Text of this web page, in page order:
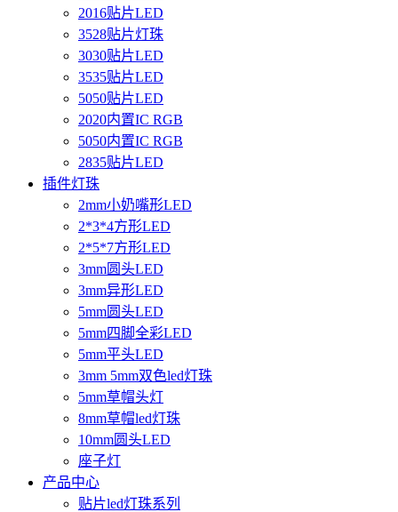
2016贴片LED
3528贴片灯珠
3030贴片LED
3535贴片LED
5050贴片LED
2020内置IC RGB
5050内置IC RGB
2835贴片LED
插件灯珠
2mm小奶嘴形LED
2*3*4方形LED
2*5*7方形LED
3mm圆头LED
3mm异形LED
5mm圆头LED
5mm四脚全彩LED
5mm平头LED
3mm 5mm双色led灯珠
5mm草帽头灯
8mm草帽led灯珠
10mm圆头LED
座子灯
产品中心
贴片led灯珠系列